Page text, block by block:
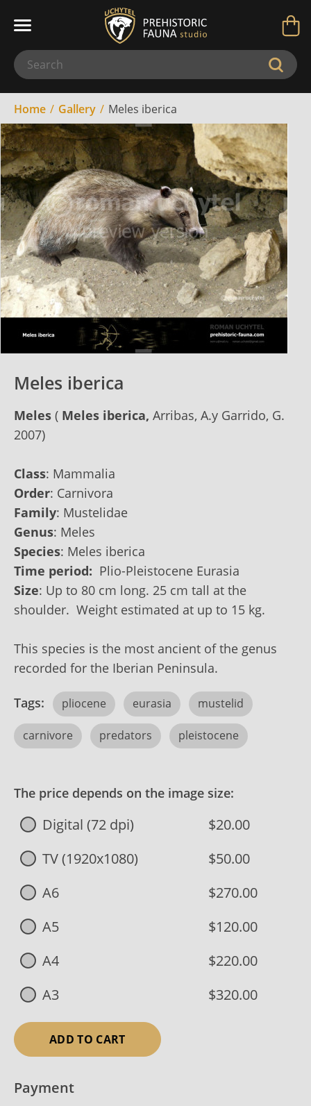
Home Gallery Meles iberica
Meles iberica
Meles ( Meles iberica, Arribas, A.y Garrido, G.
2007)
Class: Mammalia
Order: Carnivora
Family: Mustelidae
Genus: Meles
Species: Meles iberica
Time period: Plio-Pleistocene Eurasia
Size: Up to‭ ‬80‭ ‬cm long. 25 ‬cm tall at the
shoulder. Weight estimated at up to‭ ‬15 ‬kg.
This species is the most ancient of the genus
recorded for the Iberian Peninsula.
Tags: pliocene eurasia mustelid
carnivore predators pleistocene
The price depends on the image size:
Digital (72 dpi)
$20.00
TV (1920x1080)
$50.00
A6
$270.00
A5
$120.00
A4
$220.00
A3
$320.00
ADD TO CART
Payment